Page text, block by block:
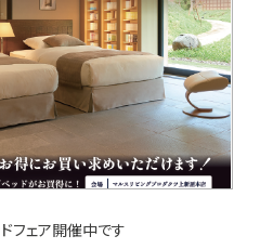
フェア開催中です